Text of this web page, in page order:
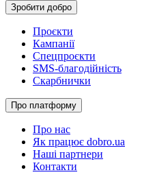
Зробити добро
Проєкти
Кампанії
Спецпроєкти
SMS-благодійність
Скарбнички
Про платформу
Про нас
Як працює dobro.ua
Наші партнери
Контакти